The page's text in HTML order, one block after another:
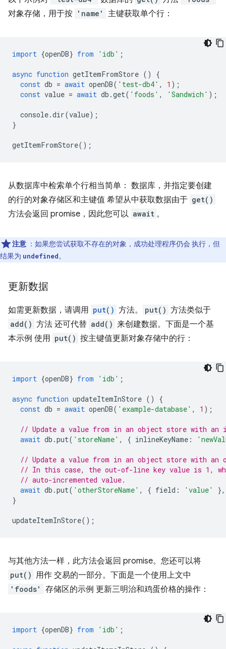
对象存储，用于按 'name' 主键获取单个行：
import {openDB} from 'idb' ;
async function getItemFromStore ()
{
const db = await openDB( 'test-db4' , 1 );
const value = await db .get( 'foods' , 'Sandwich' );
console.dir(value);
}
getItemFromStore();
从数据库中检索单个行相当简单： 数据库，并指定要创建
的行的对象存储区和主键值 希望从中获取数据由于 get()
方法会返回 promise，因此您可以 await 。
注意 ：如果您尝试获取不存在的对象，成功处理程序仍会 执行，但
结果为 undefined。
更新数据
如需更新数据，请调用 put() 方法。 put() 方法类似于
add() 方法 还可代替 add() 来创建数据。下面是一个基
本示例 使用 put() 按主键值更新对象存储中的行：
import {openDB} from 'idb' ;
async function updateItemInStore ()
{
const db = await openDB( 'example-database' , 1 );
// Update a value from in an object store with an
await db .put( 'storeName' , { inlineKeyName :
// Update a value from in an object store with an
// In this case, the out-of-line key value is 1,
// auto-incremented value.
await db .put( 'otherStoreName' , { field : 'value'
},
}
updateItemInStore();
与其他方法一样，此方法会返回 promise。您还可以将
put() 用作 交易的一部分。下面是一个使用上文中
'foods' 存储区的示例 更新三明治和鸡蛋价格的操作：
import {openDB} from 'idb' ;